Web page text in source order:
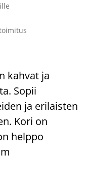
kahvat ja
Sopii
ja erilaisten
Kori on
helppo